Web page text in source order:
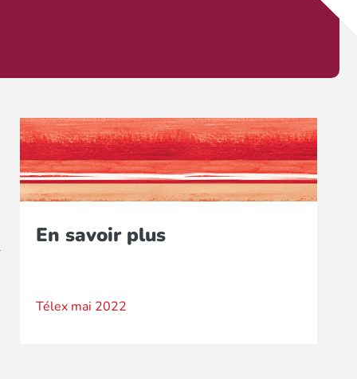
En savoir plus
Télex mai 2022